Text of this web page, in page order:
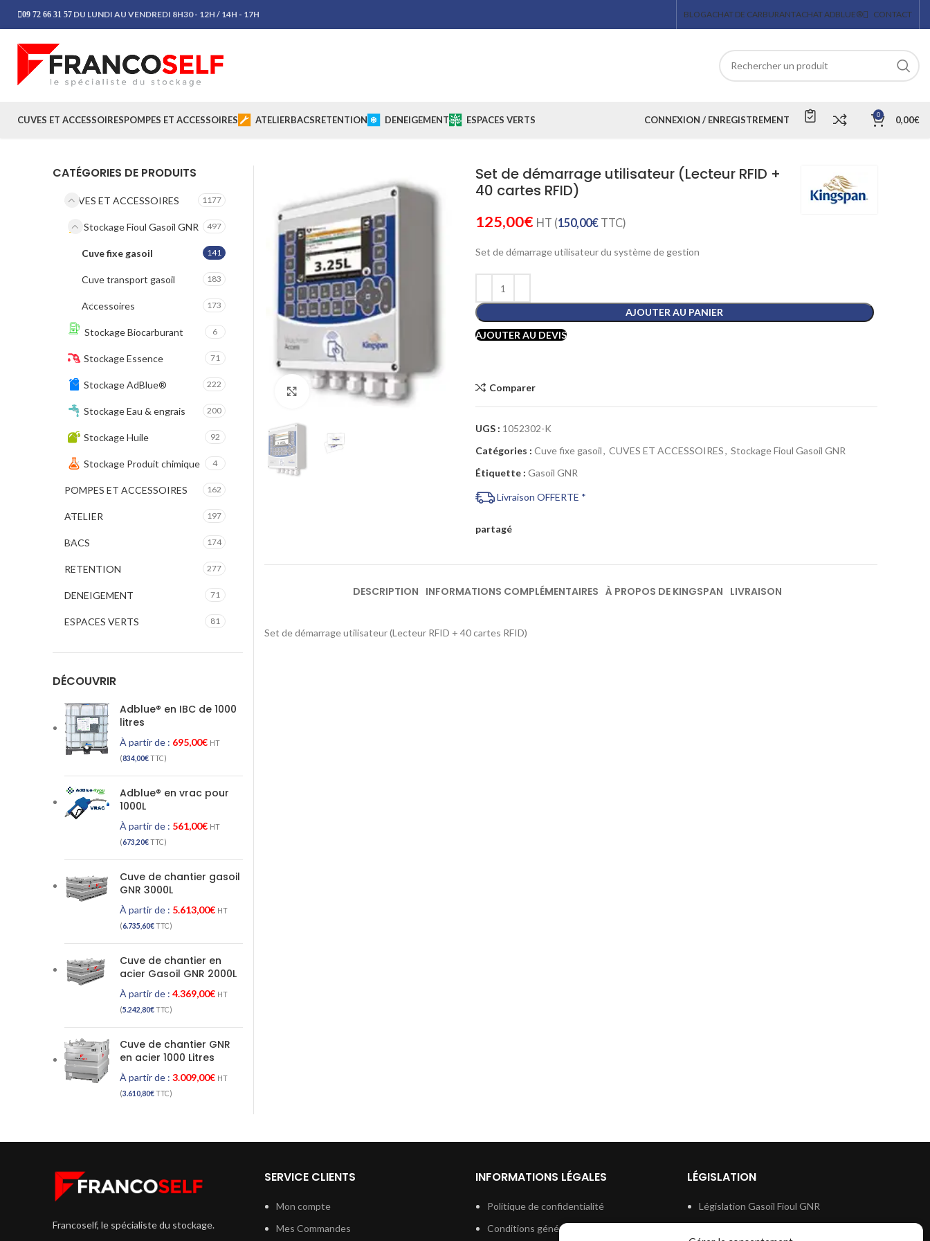
09 72 66 31 57 DU LUNDI AU VENDREDI 8H30 - 12H / 14H - 17H BLOGACHAT DE CARBURANTACHAT ADBLUE® CONTACT
CUVES ET ACCESSOIRESPOMPES ET ACCESSOIRES ATELIERBACSRETENTION DENEIGEMENT ESPACES VERTS CONNEXION / ENREGISTREMENT 0 0,00€
Cliquez pour agrandir
Set de démarrage utilisateur (Lecteur RFID +
40 cartes RFID)
125,00€ HT (150,00€TTC)
Set de démarrage utilisateur du système de gestion
AJOUTER AU PANIER
AJOUTER AU DEVIS
Comparer
UGS : 1052302-K
Catégories : Cuve fixe gasoil, CUVES ET ACCESSOIRES, Stockage Fioul Gasoil GNR
Étiquette : Gasoil GNR
Livraison OFFERTE *
partagé
DESCRIPTION INFORMATIONS COMPLÉMENTAIRES À PROPOS DE KINGSPAN LIVRAISON
Set de démarrage utilisateur (Lecteur RFID + 40 cartes RFID)
CATÉGORIES DE PRODUITS
CUVES ET ACCESSOIRES 1177
Stockage Fioul Gasoil GNR 497
Cuve fixe gasoil 141
Cuve transport gasoil 183
Accessoires 173
Stockage Biocarburant 6
Stockage Essence 71
Stockage AdBlue® 222
Stockage Eau & engrais 200
Stockage Huile 92
Stockage Produit chimique 4
POMPES ET ACCESSOIRES 162
ATELIER 197
BACS 174
RETENTION 277
DENEIGEMENT 71
ESPACES VERTS 81
DÉCOUVRIR
Adblue® en IBC de 1000
litres
À partir de : 695,00€ HT
(834,00€TTC)
Adblue® en vrac pour
1000L
À partir de : 561,00€ HT
(673,20€TTC)
Cuve de chantier gasoil
GNR 3000L
À partir de : 5.613,00€ HT
(6.735,60€TTC)
Cuve de chantier en
acier Gasoil GNR 2000L
À partir de : 4.369,00€ HT
(5.242,80€TTC)
Cuve de chantier GNR
en acier 1000 Litres
À partir de : 3.009,00€ HT
(3.610,80€TTC)
Francoself, le spécialiste du stockage.
SERVICE CLIENTS
Mon compte
Mes Commandes
INFORMATIONS LÉGALES
Politique de confidentialité
Conditions générales de vente
LÉGISLATION
Législation Gasoil Fioul GNR